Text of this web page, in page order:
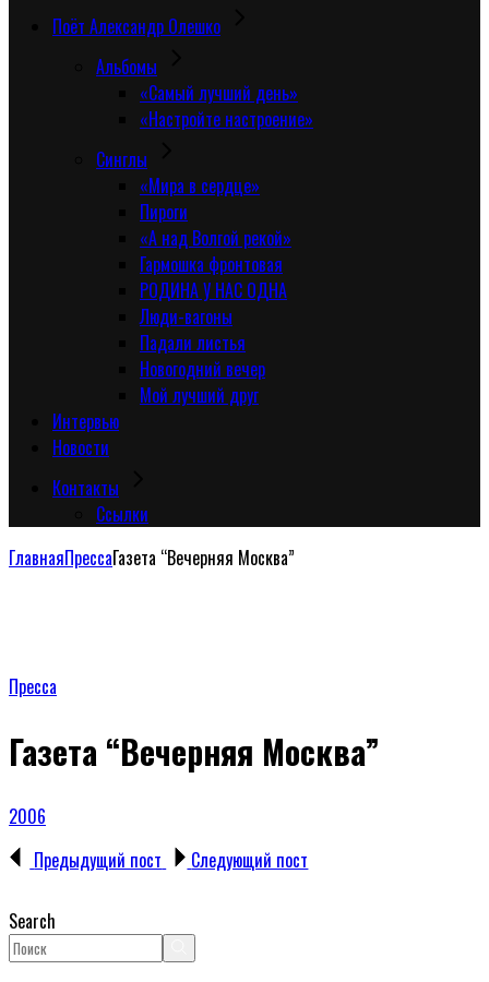
Поёт Александр Олешко
Альбомы
«Самый лучший день»
«Настройте настроение»
Синглы
«Мира в сердце»
Пироги
«А над Волгой рекой»
Гармошка фронтовая
РОДИНА У НАС ОДНА
Люди-вагоны
Падали листья
Новогодний вечер
Мой лучший друг
Интервью
Новости
Контакты
Сcылки
ГлавнаяПрессаГазета “Вечерняя Москва”
Пресса
Газета “Вечерняя Москва”
2006
Предыдущий пост
Следующий пост
Search